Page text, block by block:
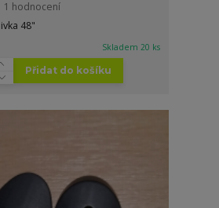
1 hodnocení
48"
Skladem 20 ks
Přidat do košíku